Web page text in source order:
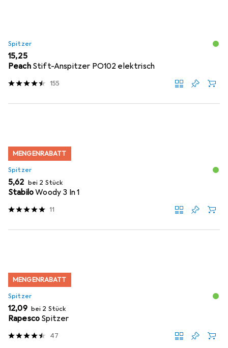
Spitzer
EUR
15,25
Peach Stift-Anspitzer PO102 elektrisch
155
MENGENRABATT
Spitzer
EUR
5,62 bei 2 Stück
StabiloWoody 3 In 1
11
MENGENRABATT
Spitzer
EUR
12,09 bei 2 Stück
Rapesco Spitzer
47